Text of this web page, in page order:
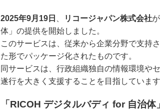
2025年9月19日 リコージャパン株式会社
体」の提供を開始しました。
このサービスは、従来から企業分野で支持
た形でパッケージ化されたものです。
同サービスは、行政組織独自の情報環境や
遂行を大きく支援することを目指しています
「RICOH デジタルバディ for 自治体